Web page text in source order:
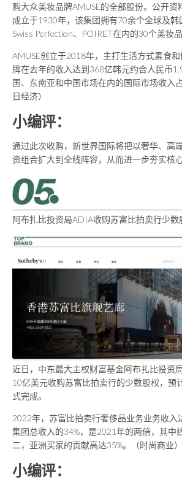
购大众美妆品牌AMUSE的全部股份。公开
成立于1930年，该集团拥有70余个全球及
Swiss Perfection、POIRET在内的30个美妆品
AMUSE创立于2018年，主打生活方式素食
牌在去年的收入达到368亿韩元约合人民币
国、东南亚和中国市场在内的国际市场收入
日经济）
小编评：
通过此次收购，新世界国际将把以奢华、高
资组合扩大到全线阵容，从而进一步夯实核心
阿布扎比投资局ADIA收购苏富比拍卖行少数
近日，中东最大主权财富基金阿布扎比投资
10亿美元收购苏富比拍卖行的少数股权，预
式完成。
2022年，苏富比拍卖行奢侈品业务业务收入
集团总收入的34%，是2021年的两倍，其中
二，亚洲买家的贡献高达35%。（时尚商业）
小编评：